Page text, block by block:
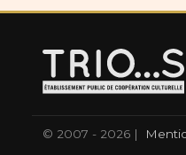
© 2007 - 2026 |